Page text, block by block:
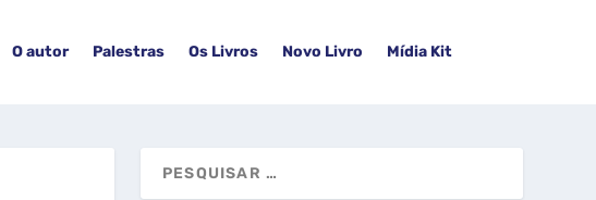
O autor Palestras Os Livros Novo Livro Mídia Kit